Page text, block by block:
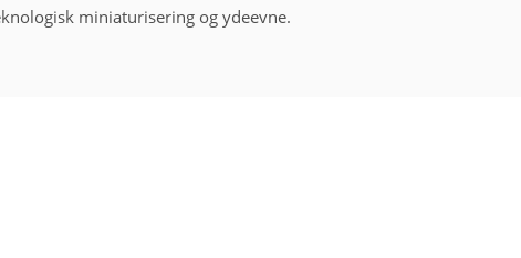
miniaturisering og ydeevne.